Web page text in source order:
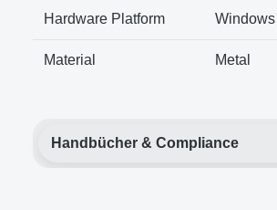
Hardware Platform Windows
Material Metal
Handbücher & Compliance